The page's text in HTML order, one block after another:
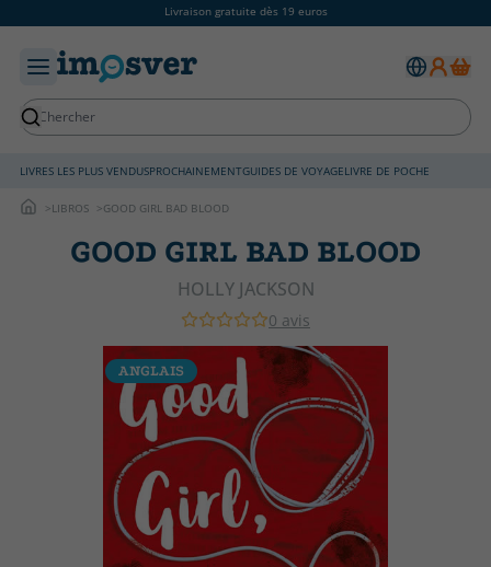
Livraison gratuite dès 19 euros
LIVRES LES PLUS VENDUSPROCHAINEMENTGUIDES DE VOYAGELIVRE DE POCHE
LIBROS GOOD GIRL BAD BLOOD
GOOD GIRL BAD BLOOD
HOLLY JACKSON
0 avis
ANGLAIS